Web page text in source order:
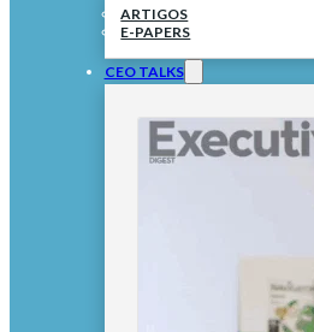
ARTIGOS
E-PAPERS
CEO TALKS